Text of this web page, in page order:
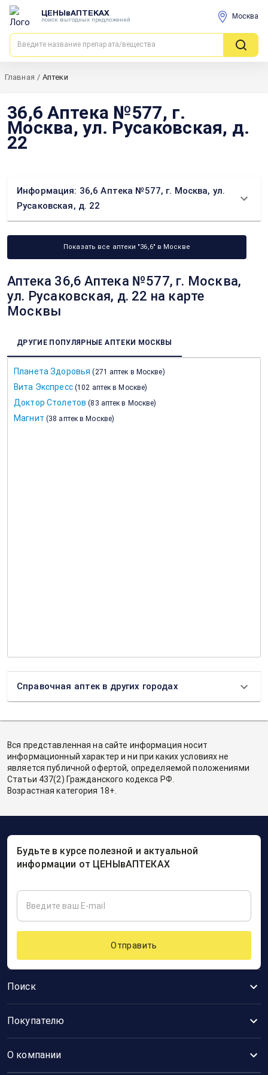
ЦЕНЫвАПТЕКАХ
поиск выгодных предложений Москва
Главная / Аптеки
36,6 Аптека №577, г.
Москва, ул. Русаковская, д.
22
Информация: 36,6 Аптека №577, г. Москва, ул.
Русаковская, д. 22
Показать все аптеки "36,6" в Москве
Аптека 36,6 Аптека №577, г. Москва,
ул. Русаковская, д. 22 на карте
Москвы
ДРУГИЕ ПОПУЛЯРНЫЕ АПТЕКИ МОСКВЫ
Планета Здоровья (271 аптек в Москве)
Вита Экспресс (102 аптек в Москве)
Доктор Столетов (83 аптек в Москве)
Магнит (38 аптек в Москве)
Справочная аптек в других городах
Вся представленная на сайте информация носит
информационный характер и ни при каких условиях не
является публичной офертой, определяемой положениями
Статьи 437(2) Гражданского кодекса РФ.
Возрастная категория 18+.
Поиск
Покупателю
О компании
Будьте в курсе полезной и актуальной
информации от ЦЕНЫвАПТЕКАХ
Отправить